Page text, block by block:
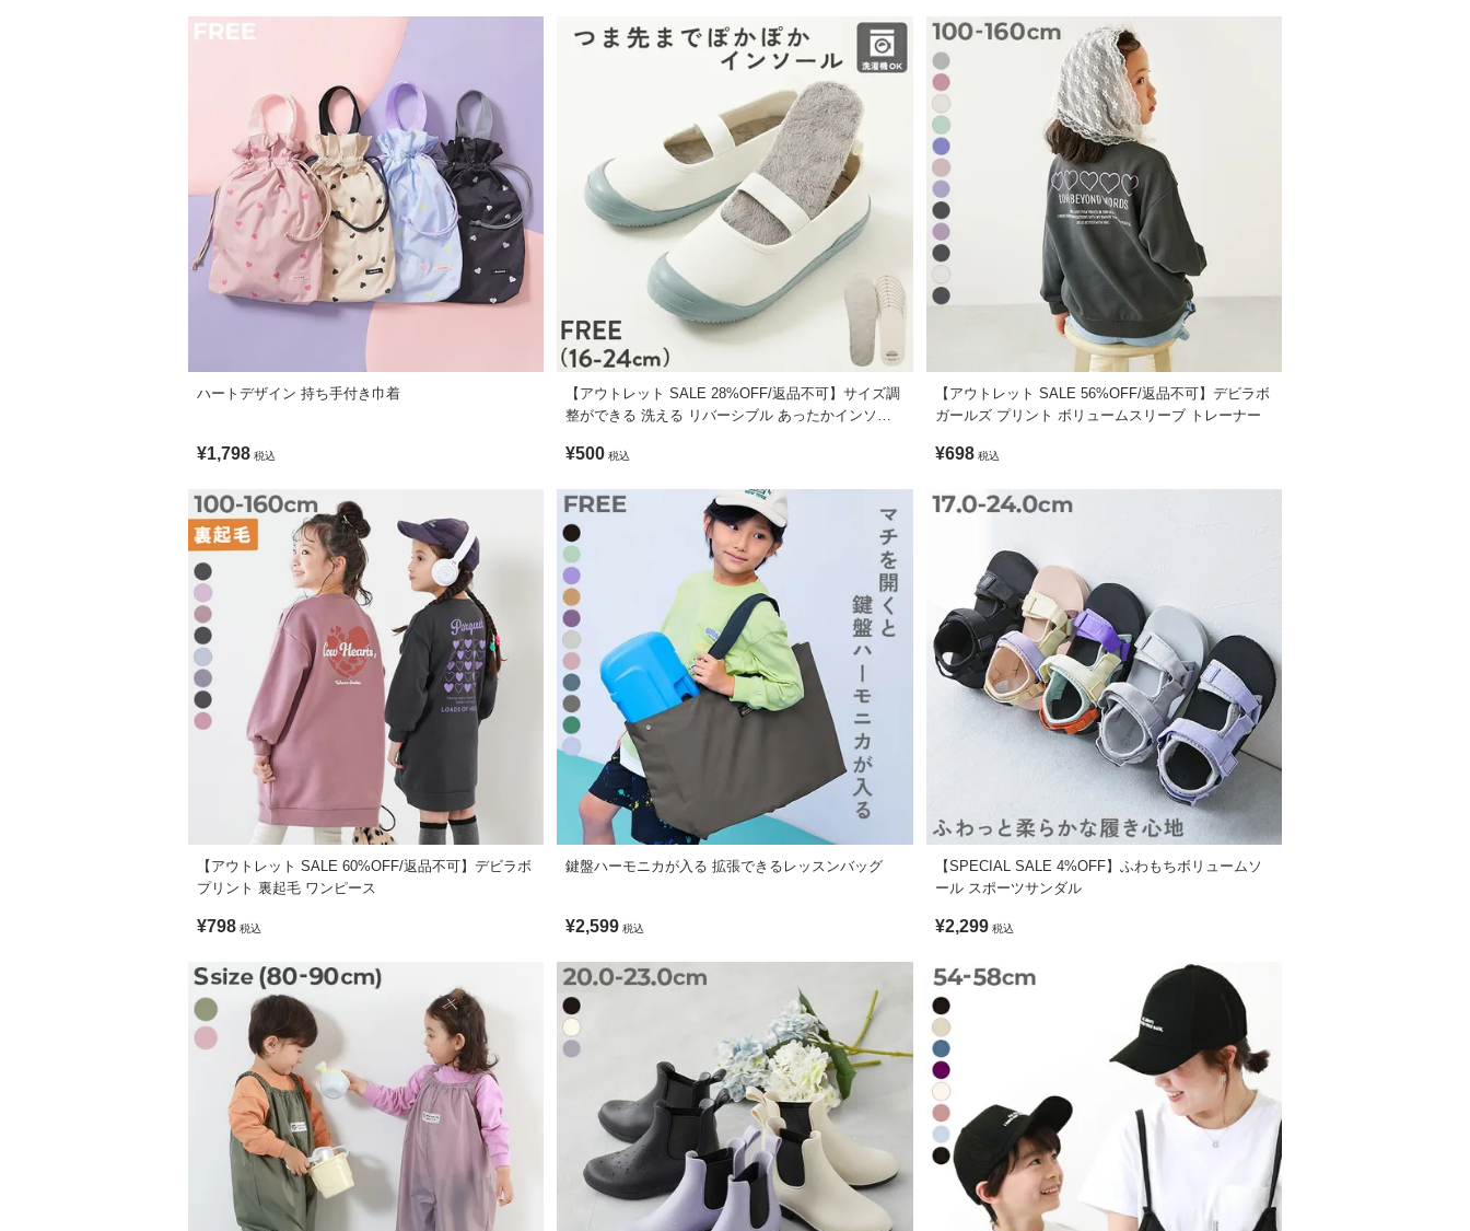
21.6 21
21.6
7.6
23cm
7.8
素材・仕様
PVC
生産国
CHINA
・スニーカー商品の場合、ベロ部分から水が入る可能性がございますので、ご使用の際はご注意ください。
・手作業で製造していくため、多少の凸凹・表面のかすれや伸び・色ムラ・接着剤のはみ出しが生じる場合もございますが、不良品ではございません。
ご注意ください。
・商品によって表面が白くなる現象(ブルーミング)が見受けられる場合がございますが、ゴム成分が劣化から守るために表面に油膜を張ることにより起きま
す。ゴム製品の特性で、仕様上問題はありません。
・生産時期により、多少色味が異なる場合がございますが、素材・サイズ等の品質に違いはございません。
・床の素材(マンホール・タイル・グレーチング・鉄板・点字ブロック・エスカレーター・階段・ガラス等)や、路面状況が悪い場合によって滑りやすく転倒の
恐れがございます。ご使用の際は十分に注意ください。
ハートデザイン 持ち手付き巾着
¥1,798 税込
【アウトレット SALE 28%OFF/返品不可】サイズ調
整ができる 洗える リバーシブル あったかインソー
¥500 税込
【アウトレット SALE 56%OFF/返品不可】デビラボ
ガールズ プリント ボリュームスリーブ トレーナー
¥698 税込
【アウトレット SALE 60%OFF/返品不可】デビラボ
プリント 裏起毛 ワンピース
¥798 税込
鍵盤ハーモニカが入る 拡張できるレッスンバッグ
¥2,599 税込
【SPECIAL SALE 4%OFF】ふわもちボリュームソ
ール スポーツサンダル
¥2,299 税込